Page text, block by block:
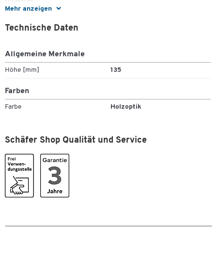
Mehr anzeigen
Nicht verwendbar für Anstellschränke oder Anstellregale.
Optionale Alternative zu den sich am Schrank befindenden
Maße: jeweils H 135 mm
Weitere Details:
Einfache Selbstmontage
Technische Daten
Allgemeine Merkmale
Höhe [mm] 135
Farben
Farbe Holzoptik
Schäfer Shop Qualität und Service